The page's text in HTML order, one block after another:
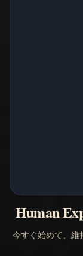
Human
今すぐ始めて、維